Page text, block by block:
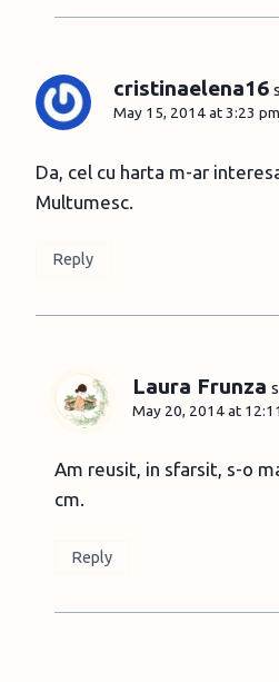
cristinaelena16
May 15, 2014 at 3:23 pm
Da, cel cu harta m-ar
Multumesc.
Reply
Laura Frunza
May 20, 2014 at
Am reusit, in sfarsit, s-o
cm.
Reply